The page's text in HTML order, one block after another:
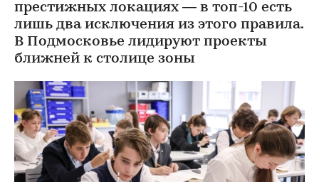
престижных локациях — в топ-10 есть
лишь два исключения из этого правила.
В Подмосковье лидируют проекты
ближней к столице зоны